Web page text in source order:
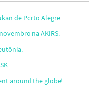
de Porto Alegre.
na AKIRS.
around the globe!